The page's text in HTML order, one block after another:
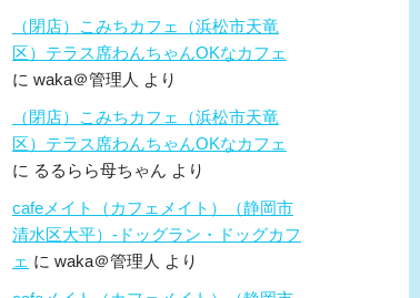
（閉店）こみちカフェ（浜松市天竜
区）テラス席わんちゃんOKなカフェ
に waka＠管理人 より
（閉店）こみちカフェ（浜松市天竜
区）テラス席わんちゃんOKなカフェ
に るるらら母ちゃん より
cafeメイト（カフェメイト）（静岡市
清水区大平）-ドッグラン・ドッグカフ
ェ に waka＠管理人 より